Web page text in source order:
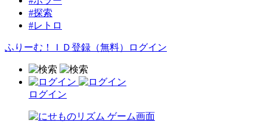
#探索
#レトロ
ふりーむ！ＩＤ登録（無料） ログイン
ログイン